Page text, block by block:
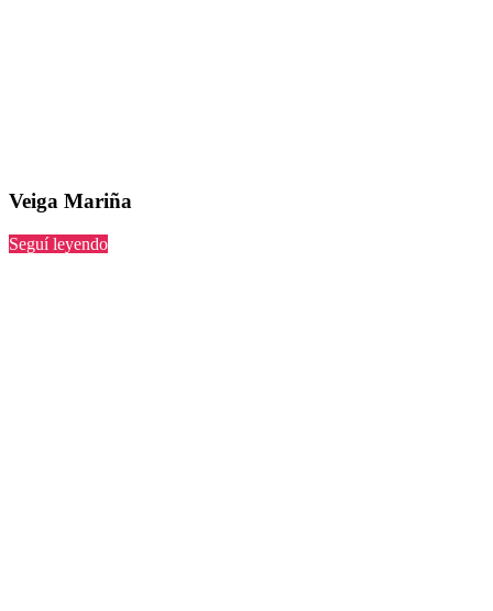
Veiga Mariña
Seguí leyendo“Veiga